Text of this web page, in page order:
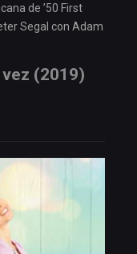
de ’50 First
Segal con Adam
(2019)